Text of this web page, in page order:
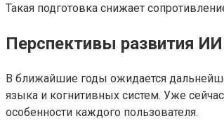
Такая подготовка снижает
Перспективы развития
В ближайшие годы ожидается
языка и когнитивных систем. Уже
особенности каждого пользователя.